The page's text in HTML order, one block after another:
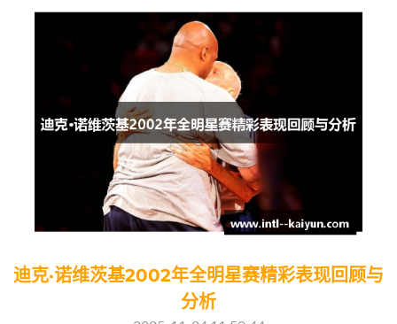
迪克·诺维茨基2002年全明星赛精彩表现回顾与
分析